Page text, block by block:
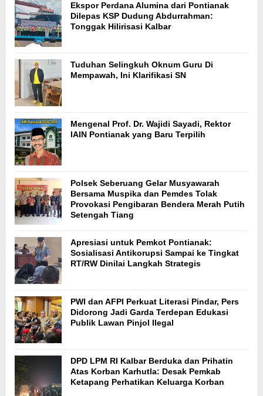
Ekspor Perdana Alumina dari Pontianak
Dilepas KSP Dudung Abdurrahman:
Tonggak Hilirisasi Kalbar
Tuduhan Selingkuh Oknum Guru Di
Mempawah, Ini Klarifikasi SN
Mengenal Prof. Dr. Wajidi Sayadi, Rektor
IAIN Pontianak yang Baru Terpilih
Polsek Seberuang Gelar Musyawarah
Bersama Muspika dan Pemdes Tolak
Provokasi Pengibaran Bendera Merah Putih
Setengah Tiang
Apresiasi untuk Pemkot Pontianak:
Sosialisasi Antikorupsi Sampai ke Tingkat
RT/RW Dinilai Langkah Strategis
PWI dan AFPI Perkuat Literasi Pindar, Pers
Didorong Jadi Garda Terdepan Edukasi
Publik Lawan Pinjol Ilegal
DPD LPM RI Kalbar Berduka dan Prihatin
Atas Korban Karhutla: Desak Pemkab
Ketapang Perhatikan Keluarga Korban